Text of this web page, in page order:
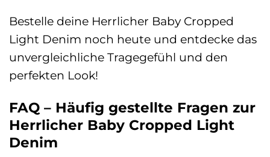
Bestelle deine Herrlicher Baby Cropped
Light Denim noch heute und entdecke das
unvergleichliche Tragegefühl und den
perfekten Look!
FAQ – Häufig gestellte Fragen zur
Herrlicher Baby Cropped Light
Denim